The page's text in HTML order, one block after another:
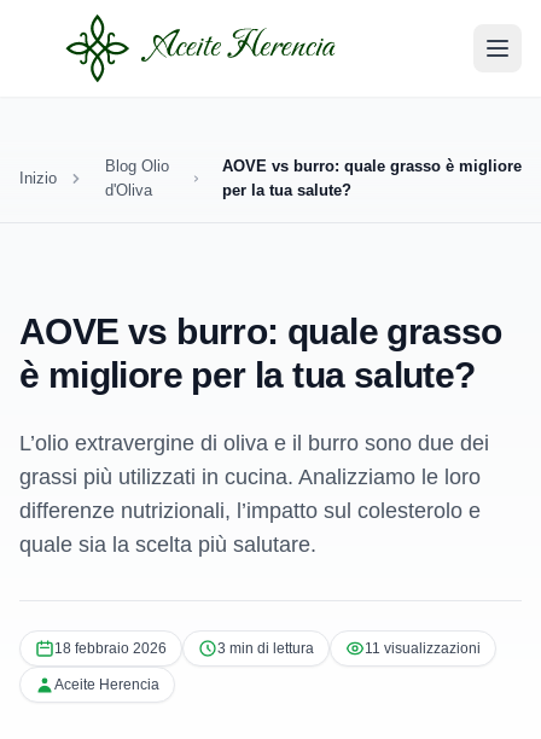
Inizio
Blog Olio
d'Oliva
AOVE vs burro: quale grasso è migliore
per la tua salute?
AOVE vs burro: quale grasso
è migliore per la tua salute?
L’olio extravergine di oliva e il burro sono due dei
grassi più utilizzati in cucina. Analizziamo le loro
differenze nutrizionali, l’impatto sul colesterolo e
quale sia la scelta più salutare.
18 febbraio 2026 3 min di lettura 11 visualizzazioni
Aceite Herencia